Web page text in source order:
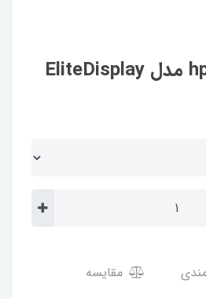
مانیتور استوک hp مدل EliteDisplay
مقایسه